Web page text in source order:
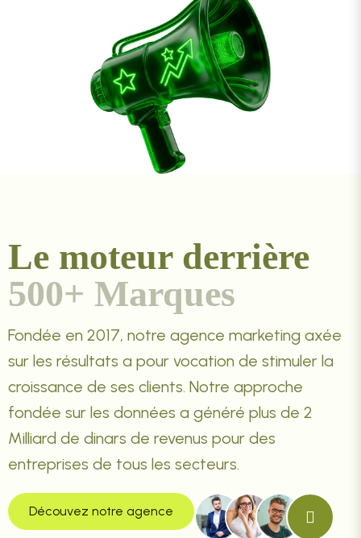
Le moteur derrière
500+ Marques
Fondée en 2017, notre agence marketing axée
sur les résultats a pour vocation de stimuler la
croissance de ses clients. Notre approche
fondée sur les données a généré plus de 2
Milliard de dinars de revenus pour des
entreprises de tous les secteurs.
Découvez notre agence